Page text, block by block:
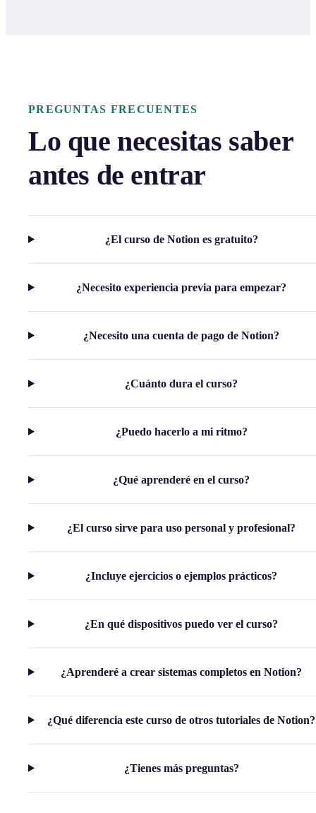
PREGUNTAS FRECUENTES
Lo que necesitas saber
antes de entrar
¿El curso de Notion es gratuito?
¿Necesito experiencia previa para empezar?
¿Necesito una cuenta de pago de Notion?
¿Cuánto dura el curso?
¿Puedo hacerlo a mi ritmo?
¿Qué aprenderé en el curso?
¿El curso sirve para uso personal y profesional?
¿Incluye ejercicios o ejemplos prácticos?
¿En qué dispositivos puedo ver el curso?
¿Aprenderé a crear sistemas completos en Notion?
¿Qué diferencia este curso de otros tutoriales de Notion?
¿Tienes más preguntas?